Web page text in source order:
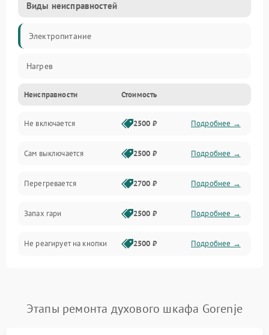
Виды неисправностей
Электропитание
Нагрев
Неисправности Стоимость
Не включается 2500 ₽ Подробнее →
Сам выключается 2500 ₽ Подробнее →
Перегревается 2700 ₽ Подробнее →
Запах гари 2500 ₽ Подробнее →
Не реагирует на кнопки 2500 ₽ Подробнее →
Этапы ремонта духового шкафа Gorenje